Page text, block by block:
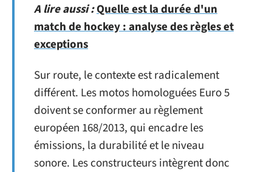
A lire aussi :Quelle est la durée d'un
match de hockey : analyse des règles et
exceptions
Sur route, le contexte est radicalement
différent. Les motos homologuées Euro 5
doivent se conformer au règlement
européen 168/2013, qui encadre les
émissions, la durabilité et le niveau
sonore. Les constructeurs intègrent donc